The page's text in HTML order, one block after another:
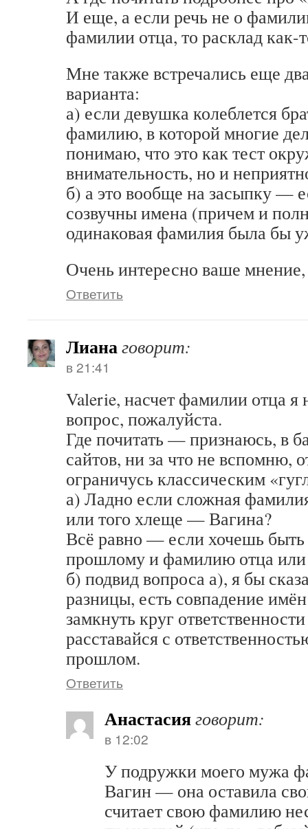
И еще, а если речь не о
фамилии отца, то расклад как-
Мне также встречались еще
варианта:
а) если девушка колеблется
фамилию, в которой многие
понимаю, что это как тест
внимательность, но и
б) а это вообще на засыпку —
созвучны имена (причем и
одинаковая фамилия была бы
Очень интересно ваше
Ответить
Лианаговорит:
в 21:41
Valerie, насчет фамилии отца я
вопрос, пожалуйста.
Где почитать — признаюсь, в
сайтов, ни за что не вспомню,
ограничусь классическим
а) Ладно если сложная
или того хлеще — Вагина?
Всё равно — если хочешь
прошлому и фамилию отца или
б) подвид вопроса а), я бы
разницы, есть совпадение
замкнуть круг
расставайся с
прошлом.
Ответить
Анастасияговорит:
в 12:02
У подружки моего мужа
Вагин — она оставила
считает свою фамилию